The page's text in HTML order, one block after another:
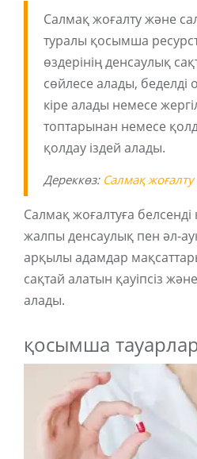
Салмақ жоғалту және
туралы қосымша
өздерінің денсаулық
сөйлесе алады, беделді
кіре алады немесе
топтарынан немесе
қолдау іздей алады.
Дереккөз: Салмақ
Салмақ жоғалтуға
жалпы денсаулық пен әл-
арқылы адамдар
сақтай алатын қауіпсіз
алады.
қосымша